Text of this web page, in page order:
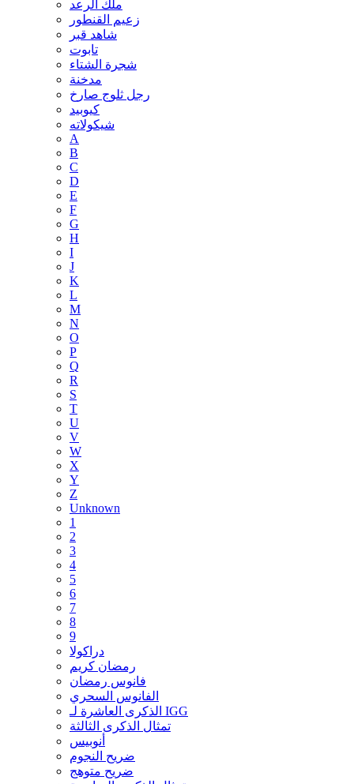
ملك الرعد
زعيم القنطور
شاهد قبر
تابوت
شجرة الشتاء
مدخنة
رجل ثلوج صارخ
كيوبيد
شيكولاته
A
B
C
D
E
F
G
H
I
J
K
L
M
N
O
P
Q
R
S
T
U
V
W
X
Y
Z
Unknown
1
2
3
4
5
6
7
8
9
دراكولا
رمضان كريم
فانوس رمضان
الفانوس السحري
الذكرى العاشرة لـ IGG
تمثال الذكرى الثالثة
أنوبيس
ضريح النجوم
ضريح متوهج